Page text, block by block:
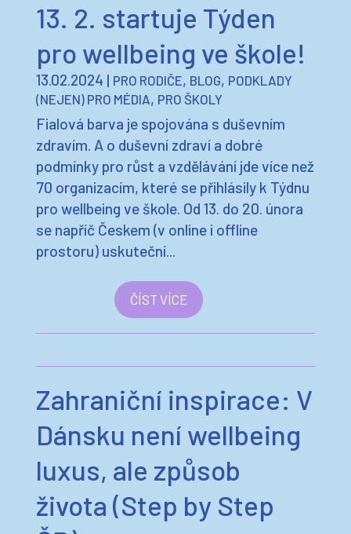
13. 2. startuje Týden
pro wellbeing ve škole!
13.02.2024 | PRO RODIČE, BLOG, PODKLADY
(NEJEN) PRO MÉDIA, PRO ŠKOLY
Fialová barva je spojována s duševním
zdravím. A o duševní zdraví a dobré
podmínky pro růst a vzdělávání jde více než
70 organizacím, které se přihlásily k Týdnu
pro wellbeing ve škole. Od 13. do 20. února
se napříč Českem (v online i offline
prostoru) uskuteční...
ČÍST VÍCE
Zahraniční inspirace: V
Dánsku není wellbeing
luxus, ale způsob
života (Step by Step